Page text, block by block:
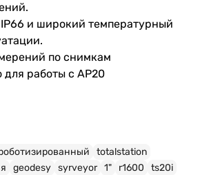
и широкий температурный
по снимкам
работы с AP20
totalstation
geodesy syrveyor 1" r1600 ts20i